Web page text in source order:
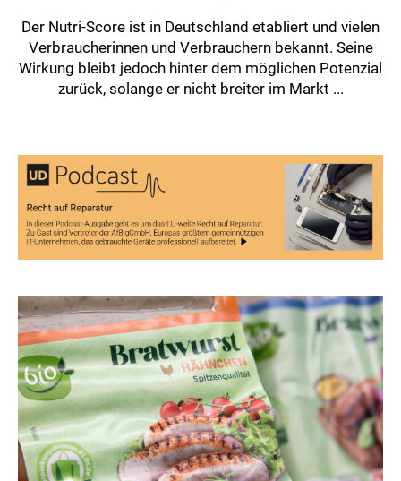
Der Nutri-Score ist in Deutschland etabliert und vielen
Verbraucherinnen und Verbrauchern bekannt. Seine
Wirkung bleibt jedoch hinter dem möglichen Potenzial
zurück, solange er nicht breiter im Markt ...